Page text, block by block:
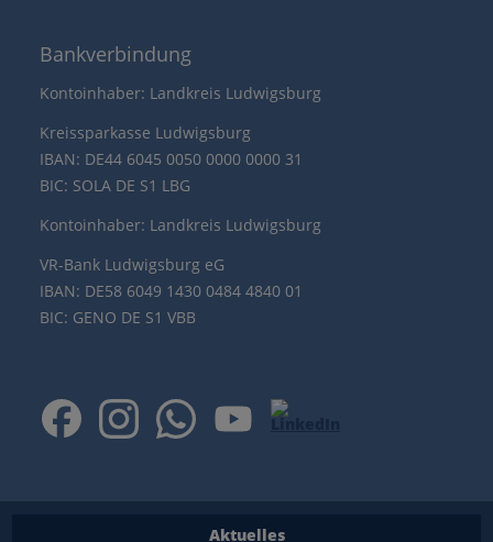
Bankverbindung
Kontoinhaber: Landkreis Ludwigsburg
Kreissparkasse Ludwigsburg
IBAN: DE44 6045 0050 0000 0000 31
BIC: SOLA DE S1 LBG
Kontoinhaber: Landkreis Ludwigsburg
VR-Bank Ludwigsburg eG
IBAN: DE58 6049 1430 0484 4840 01
BIC: GENO DE S1 VBB
Aktuelles